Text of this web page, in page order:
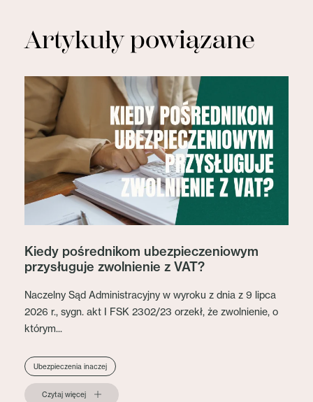
Artykuły powiązane
Kiedy pośrednikom ubezpieczeniowym
przysługuje zwolnienie z VAT?
Naczelny Sąd Administracyjny w wyroku z dnia z 9 lipca
2026 r., sygn. akt I FSK 2302/23 orzekł, że zwolnienie, o
którym...
Ubezpieczenia inaczej
Czytaj więcej